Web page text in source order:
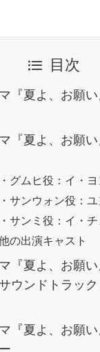
目次
『夏よ、お願
『夏よ、お願
グムヒ役：イ・
サンウォン役：ユ
サンミ役：イ・
の出演キャスト
『夏よ、お願
ウンドトラッ
『夏よ、お願